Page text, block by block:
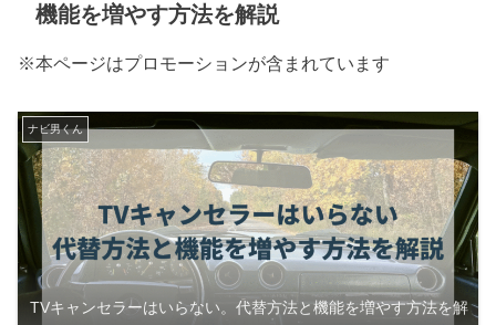
機能を増やす方法を解説
※本ページはプロモーションが含まれています
ナビ男くん
TVキャンセラーはいらない。代替方法と機能を増やす方法を解